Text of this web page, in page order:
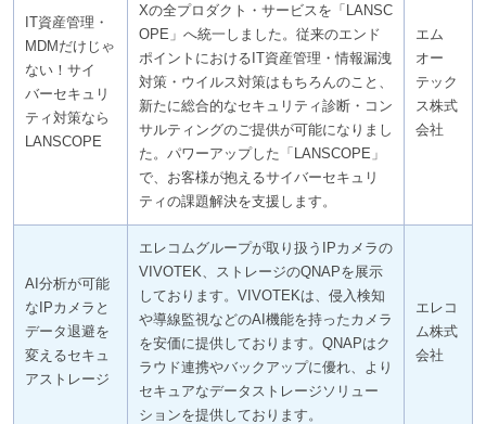
IT資産管理・
MDMだけじゃ
ない！サイ
バーセキュリ
ティ対策なら
LANSCOPE
Xの全プロダクト・サービスを「LANSC
OPE」へ統一しました。従来のエンド
ポイントにおけるIT資産管理・情報漏洩
対策・ウイルス対策はもちろんのこと、
新たに総合的なセキュリティ診断・コン
サルティングのご提供が可能になりまし
た。パワーアップした「LANSCOPE」
で、お客様が抱えるサイバーセキュリ
ティの課題解決を支援します。
エム
オー
テック
ス株式
会社
AI分析が可能
なIPカメラと
データ退避を
変えるセキュ
アストレージ
エレコムグループが取り扱うIPカメラの
VIVOTEK、ストレージのQNAPを展示
しております。VIVOTEKは、侵入検知
や導線監視などのAI機能を持ったカメラ
を安価に提供しております。QNAPはク
ラウド連携やバックアップに優れ、より
セキュアなデータストレージソリュー
ションを提供しております。
エレコ
ム株式
会社